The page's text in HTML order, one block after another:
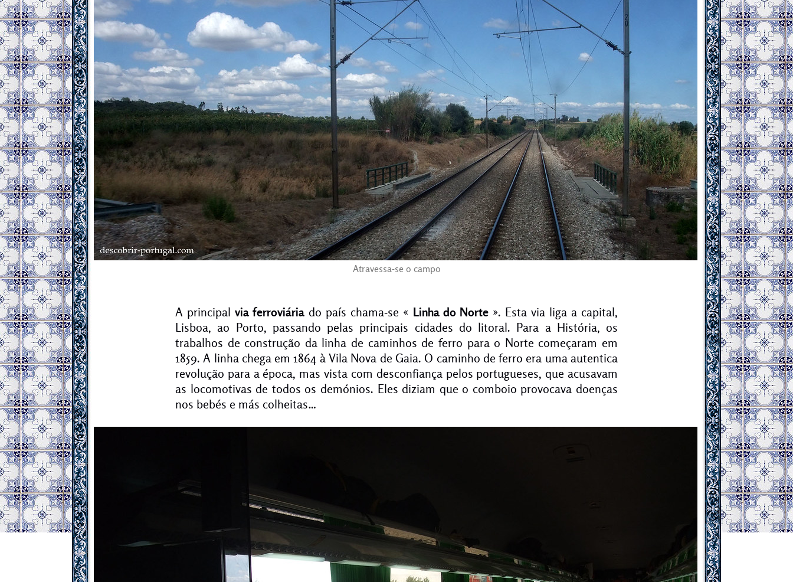
Atravessa-se o campo
A principalvia ferroviária do país chama-se « Linha do Norte». Esta via liga a capital,
Lisboa, ao Porto, passando pelas principais cidades do litoral. Para a História, os
trabalhos de construção da linha de caminhos de ferro para o Norte começaram em
1859. A linha chega em 1864 à Vila Nova de Gaia. O caminho de ferro era uma autentica
revolução para a época, mas vista com desconfiança pelos portugueses, que acusavam
as locomotivas de todos os demónios. Eles diziam que o comboio provocava doenças
nos bebés e más colheitas…